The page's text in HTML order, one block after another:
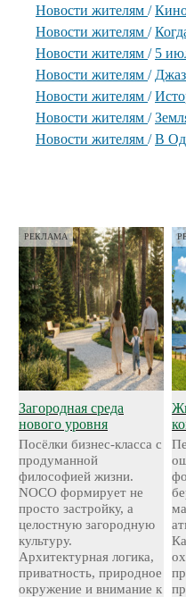
Новости жителям /
Новости жителям /
Новости жителям / 5
Новости жителям /
Новости жителям /
Новости жителям /
Новости жителям /В
РЕКЛАМА
Загородная среда
нового уровня
Посёлки бизнес-класса с
продуманной
философией жизни.
NOCO формирует не
просто застройку, а
целостную загородную
культуру.
Архитектурная логика,
приватность, природное
окружение и внимание к